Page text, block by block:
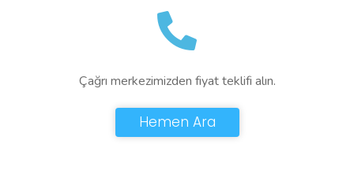
Çağrı merkezimizden fiyat teklifi alın.
Hemen Ara